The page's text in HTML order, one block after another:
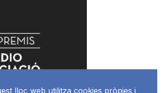
lloc web utilitza cookies pròpies i